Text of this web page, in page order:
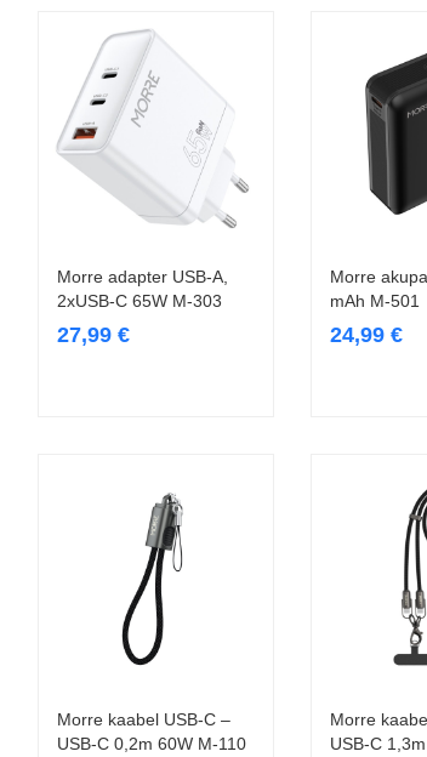
Lisa korvi
Morre adapter USB-A,
2xUSB-C 65W M-303
27,99 €
Morre
mAh M-501
24,99 €
Lisa korvi
Morre kaabel USB-C –
USB-C 0,2m 60W M-110
Morre
USB-C